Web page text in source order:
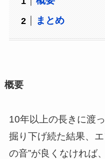
まとめ
概要
10年以上の長きに渡
掘り下げ続た結果、
の音”が良くなければ